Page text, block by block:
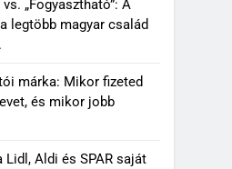
„Fogyasztható”: A
legtöbb magyar család
márka: Mikor fizeted
és mikor jobb
Lidl, Aldi és SPAR saját